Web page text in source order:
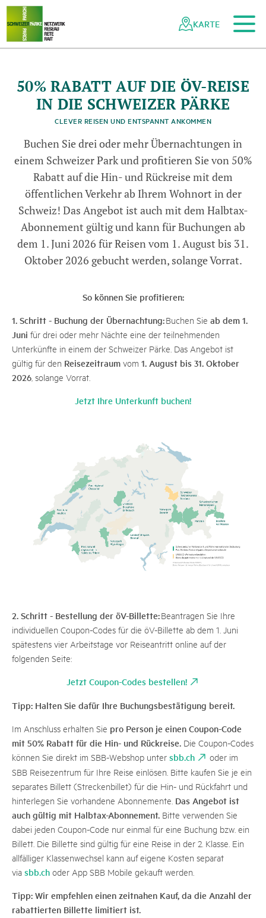
Navigieren
Netzwerk
Schweizer
Schnellnavigation
Zum Hauptinhalt
Zur mobilen Navigation
Zur Suche
Zum Fussbereich
Zur Sitemap
KARTE
50% RABATT AUF DIE ÖV-REISE
IN DIE SCHWEIZER PÄRKE
CLEVER REISEN UND ENTSPANNT ANKOMMEN
Buchen Sie drei oder mehr Übernachtungen in
einem Schweizer Park und profitieren Sie von 50%
Rabatt auf die Hin- und Rückreise mit dem
öffentlichen Verkehr ab Ihrem Wohnort in der
Schweiz! Das Angebot ist auch mit dem Halbtax-
Abonnement gültig und kann für Buchungen ab
dem 1. Juni 2026 für Reisen vom 1. August bis 31.
Oktober 2026 gebucht werden, solange Vorrat.
So können Sie profitieren:
1. Schritt - Buchung der Übernachtung:Buchen Sie ab dem 1.
Juni für drei oder mehr Nächte eine der teilnehmenden
Unterkünfte in einem der Schweizer Pärke. Das Angebot ist
gültig für den Reisezeitraum vom 1. August bis 31. Oktober
2026 , solange Vorrat.
Jetzt Ihre Unterkunft buchen!
2. Schritt - Bestellung der öV-Billette:Beantragen Sie Ihre
individuellen Coupon-Codes für die öV-Billette ab dem 1. Juni
spätestens vier Arbeitstage vor Reiseantritt online auf der
folgenden Seite:
Jetzt Coupon-Codes bestellen!
Tipp: Halten Sie dafür Ihre Buchungsbestätigung bereit.
Im Anschluss erhalten Sie pro Person je einen Coupon-Code
mit 50% Rabatt für die Hin- und Rückreise. Die Coupon-Codes
können Sie direkt im SBB-Webshop unter sbb.ch
oder im
SBB Reisezentrum für Ihre Reise einlösen. Bitte kaufen Sie je ein
separates Billett (Streckenbillet) für die Hin- und Rückfahrt und
hinterlegen Sie vorhandene Abonnemente. Das Angebot ist
auch gültig mit Halbtax-Abonnement. Bitte verwenden Sie
dabei jeden Coupon-Code nur einmal für eine Buchung bzw. ein
Billett. Die Billette sind gültig für eine Reise in der 2. Klasse. Ein
allfälliger Klassenwechsel kann auf eigene Kosten separat
via sbb.ch oder App SBB Mobile gekauft werden.
Tipp: Wir empfehlen einen zeitnahen Kauf, da die Anzahl der
rabattierten Billette limitiert ist.